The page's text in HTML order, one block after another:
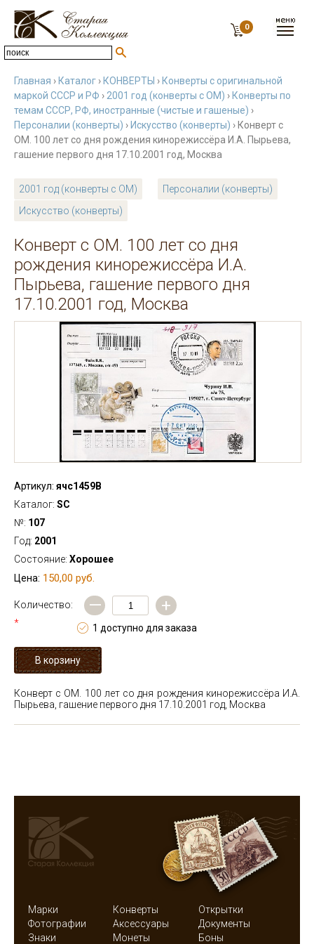
0
Главная › Каталог › КОНВЕРТЫ › Конверты с оригинальной
маркой СССР и РФ › 2001 год (конверты с ОМ) › Конверты по
темам СССР, РФ, иностранные (чистые и гашеные) ›
Персоналии (конверты) › Искусство (конверты) › Конверт с
ОМ. 100 лет со дня рождения кинорежиссёра И.А. Пырьева,
гашение первого дня 17.10.2001 год, Москва
2001 год (конверты с ОМ)
Персоналии (конверты)
Искусство (конверты)
Конверт с ОМ. 100 лет со дня
рождения кинорежиссёра И.А.
Пырьева, гашение первого дня
17.10.2001 год, Москва
Артикул: ячс1459В
Каталог: SC
№: 107
Год: 2001
Состояние: Хорошее
Цена: 150,00 руб.
Количество:
*
— +
1 доступно для заказа
Конверт с ОМ. 100 лет со дня рождения кинорежиссёра И.А.
Пырьева, гашение первого дня 17.10.2001 год, Москва
Марки Конверты
Открытки
Фотографии
Аксессуары
Документы
Знаки
Монеты Боны